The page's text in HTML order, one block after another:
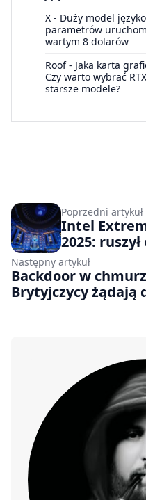
X - Duży model
parametrów
wartym 8 dolarów
Roof- Jaka karta
Czy warto wybrać
starsze modele?
Poprzedni artykuł
Intel
2025:
stolicy Śląska
Następny artykuł
Backdoor w
Brytyjczycy żądają